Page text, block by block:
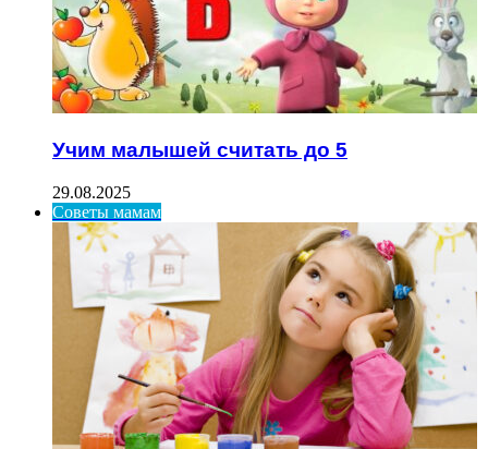
Учим малышей считать до 5
29.08.2025
Советы мамам